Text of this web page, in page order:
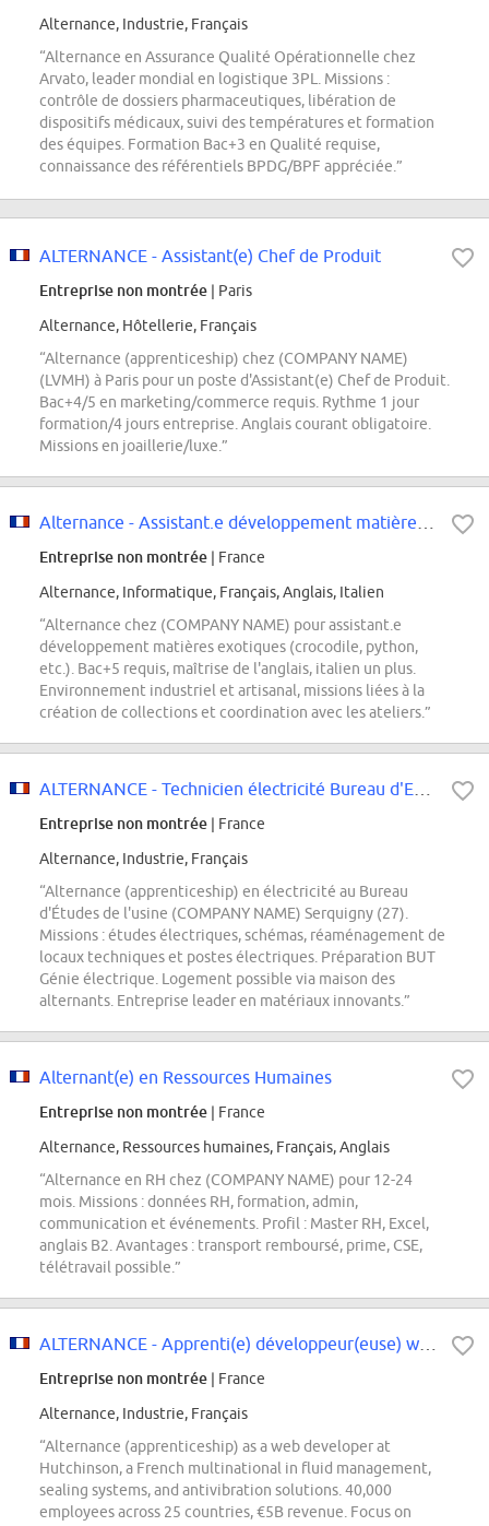
Alternance, Industrie, Français
“Alternance en Assurance Qualité Opérationnelle chez
Arvato, leader mondial en logistique 3PL. Missions :
contrôle de dossiers pharmaceutiques, libération de
dispositifs médicaux, suivi des températures et formation
des équipes. Formation Bac+3 en Qualité requise,
connaissance des référentiels BPDG/BPF appréciée.”
ALTERNANCE - Assistant(e) Chef de Produit
Entreprise non montrée | Paris
Alternance, Hôtellerie, Français
“Alternance (apprenticeship) chez (COMPANY NAME)
(LVMH) à Paris pour un poste d'Assistant(e) Chef de Produit.
Bac+4/5 en marketing/commerce requis. Rythme 1 jour
formation/4 jours entreprise. Anglais courant obligatoire.
Missions en joaillerie/luxe.”
Entreprise non montrée | France
Alternance, Informatique, Français, Anglais, Italien
“Alternance chez (COMPANY NAME) pour assistant.e
développement matières exotiques (crocodile, python,
etc.). Bac+5 requis, maîtrise de l'anglais, italien un plus.
Environnement industriel et artisanal, missions liées à la
création de collections et coordination avec les ateliers.”
Entreprise non montrée | France
Alternance, Industrie, Français
“Alternance (apprenticeship) en électricité au Bureau
d'Études de l'usine (COMPANY NAME) Serquigny (27).
Missions : études électriques, schémas, réaménagement de
locaux techniques et postes électriques. Préparation BUT
Génie électrique. Logement possible via maison des
alternants. Entreprise leader en matériaux innovants.”
Alternant(e) en Ressources Humaines
Entreprise non montrée | France
Alternance, Ressources humaines, Français, Anglais
“Alternance en RH chez (COMPANY NAME) pour 12-24
mois. Missions : données RH, formation, admin,
communication et événements. Profil : Master RH, Excel,
anglais B2. Avantages : transport remboursé, prime, CSE,
télétravail possible.”
Entreprise non montrée | France
Alternance, Industrie, Français
“Alternance (apprenticeship) as a web developer at
Hutchinson, a French multinational in fluid management,
sealing systems, and antivibration solutions. 40,000
employees across 25 countries, €5B revenue. Focus on